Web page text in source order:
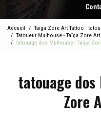
Accueil
Taïga Zore Art Tattoo :
Tatoueur Mulhouse - Taïga Zore Art
tatouage dos Mulhouse - Taïga
tatouage dos
Zore